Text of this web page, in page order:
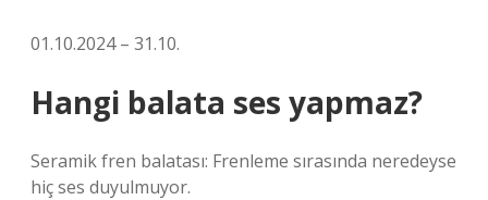
01.10.2024 – 31.10.
Hangi balata ses yapmaz?
Seramik fren balatası: Frenleme sırasında neredeyse
hiç ses duyulmuyor.